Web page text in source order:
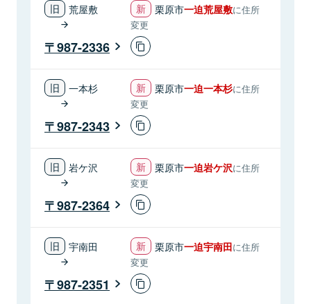
荒屋敷 栗原市一迫荒屋敷に住所
変更
987-2336
一本杉 栗原市一迫一本杉に住所
変更
987-2343
岩ケ沢 栗原市一迫岩ケ沢に住所
変更
987-2364
宇南田 栗原市一迫宇南田に住所
変更
987-2351